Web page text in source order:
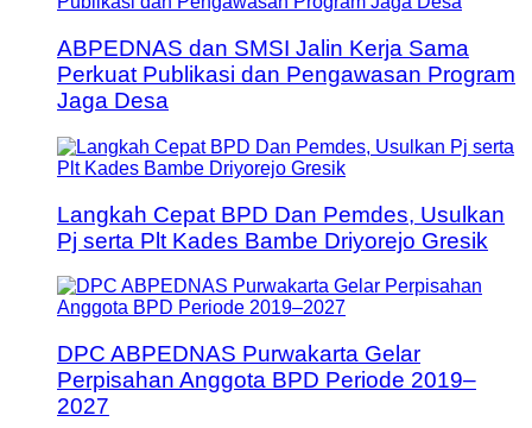
ABPEDNAS dan SMSI Jalin Kerja Sama
Perkuat Publikasi dan Pengawasan Program
Jaga Desa
Langkah Cepat BPD Dan Pemdes, Usulkan
Pj serta Plt Kades Bambe Driyorejo Gresik
DPC ABPEDNAS Purwakarta Gelar
Perpisahan Anggota BPD Periode 2019–
2027